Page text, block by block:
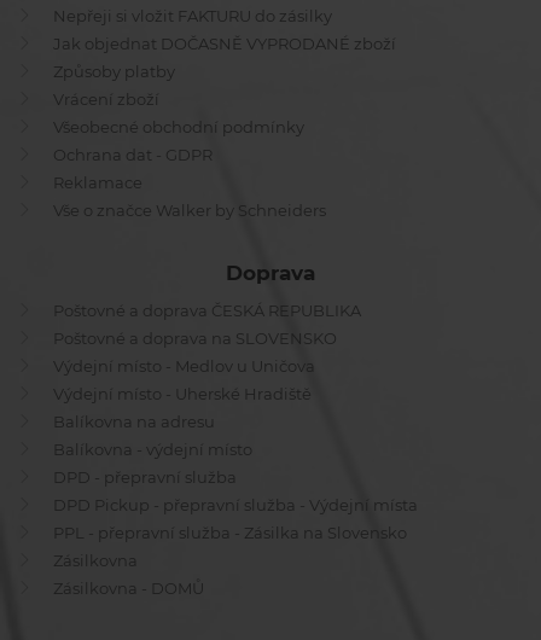
Nepřeji si vložit FAKTURU do zásilky
Jak objednat DOČASNĚ VYPRODANÉ zboží
Způsoby platby
Vrácení zboží
Všeobecné obchodní podmínky
Ochrana dat - GDPR
Reklamace
Vše o značce Walker by Schneiders
Doprava
Poštovné a doprava ČESKÁ REPUBLIKA
Poštovné a doprava na SLOVENSKO
Výdejní místo - Medlov u Uničova
Výdejní místo - Uherské Hradiště
Balíkovna na adresu
Balíkovna - výdejní místo
DPD - přepravní služba
DPD Pickup - přepravní služba - Výdejní místa
PPL - přepravní služba - Zásilka na Slovensko
Zásilkovna
Zásilkovna - DOMŮ